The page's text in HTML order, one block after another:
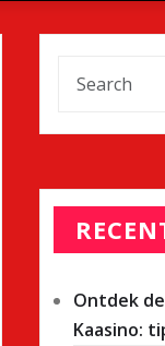
Ontdek
Kaasino: